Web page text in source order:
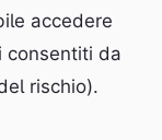
accedere
consentiti da
rischio).